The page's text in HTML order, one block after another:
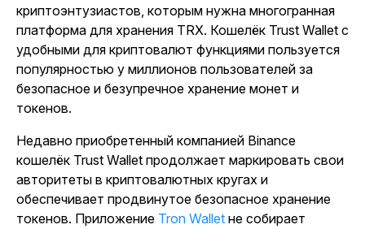
криптоэнтузиастов, которым нужна многогранная
платформа для хранения TRX. Кошелёк Trust Wallet с
удобными для криптовалют функциями пользуется
популярностью у миллионов пользователей за
безопасное и безупречное хранение монет и
токенов.
Недавно приобретенный компанией Binance
кошелёк Trust Wallet продолжает маркировать свои
авторитеты в криптовалютных кругах и
обеспечивает продвинутое безопасное хранение
токенов. Приложение Tron Wallet не собирает